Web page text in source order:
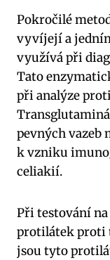
Pokročilé
vyvíjejí a
využívá při
Tato
při analýze
pevných vazeb
k vzniku
celiakií.
Při testování
protilátek proti
jsou tyto